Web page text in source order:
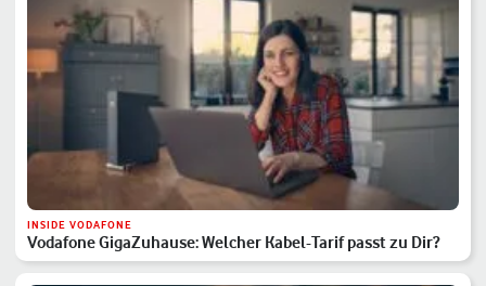
INSIDE VODAFONE
Vodafone GigaZuhause: Welcher Kabel-Tarif passt zu Dir?